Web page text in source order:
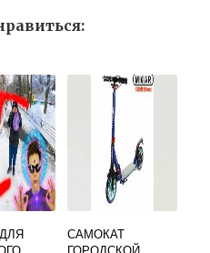
САМОКАТ